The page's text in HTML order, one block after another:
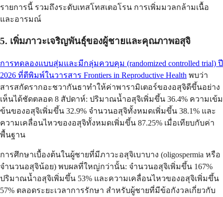
รายการนี้ รวมถึงระดับเทสโทสเตอโรน การเพิ่มมวลกล้ามเนื้อ
และอารมณ์
5. เพิ่มภาวะเจริญพันธุ์ของผู้ชายและคุณภาพอสุจิ
การทดลองแบบสุ่มและมีกลุ่มควบคุม (randomized controlled trial) ปี
2026 ที่ตีพิมพ์ในวารสาร Frontiers in Reproductive Health พบว่า
สารสกัดรากอะชวากันธาทำให้ค่าพารามิเตอร์ของอสุจิดีขึ้นอย่าง
เห็นได้ชัดตลอด 8 สัปดาห์: ปริมาณน้ำอสุจิเพิ่มขึ้น 36.4% ความเข้ม
ข้นของอสุจิเพิ่มขึ้น 32.9% จำนวนอสุจิทั้งหมดเพิ่มขึ้น 38.1% และ
ความเคลื่อนไหวของอสุจิทั้งหมดเพิ่มขึ้น 87.25% เมื่อเทียบกับค่า
พื้นฐาน
การศึกษาเบื้องต้นในผู้ชายที่มีภาวะอสุจิเบาบาง (oligospermia หรือ
จำนวนอสุจิน้อย) พบผลที่ใหญ่กว่านั้น: จำนวนอสุจิเพิ่มขึ้น 167%
ปริมาณน้ำอสุจิเพิ่มขึ้น 53% และความเคลื่อนไหวของอสุจิเพิ่มขึ้น
57% ตลอดระยะเวลาการรักษา สำหรับผู้ชายที่มีข้อกังวลเกี่ยวกับ